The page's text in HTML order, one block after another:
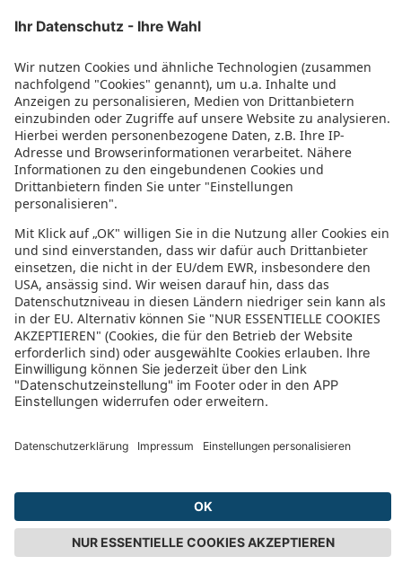
kündbar.
WhatsApp das Kennwort „ Abmelden“. Alternativ können Sie uns
eine E-Mail an whatsapp@sonnenklar.tv schicken.
Weitere Informationen finden Sie in unserenDatenschutzhinweisen
Bewertung für sonnenklar.TV – EUVIA Travel
GmbH
4.4/5
4.4 von 5 Sternen
aus 61 Bewertungen
(letzte 12 Monate)
Wir haben schon mehrere Reisen gebucht und wurden noch nie
enttäuscht. Fazit der Reiseanbieter Sonnenklar hat uns schon sehr
viele schöne Fernreisen ermöglicht.
Ein Dankeschön an das ganze Team macht weiter so.
25.08.2025